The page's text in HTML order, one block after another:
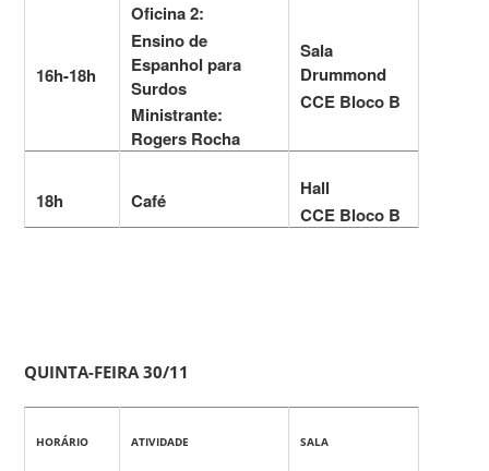
16h-18h
Oficina 2:
Ensino de
Espanhol para
Surdos
Ministrante:
Rogers Rocha
Sala
Drummond
CCE Bloco B
18h Café
Hall
CCE Bloco B
QUINTA-FEIRA 30/11
HORÁRIO ATIVIDADE SALA